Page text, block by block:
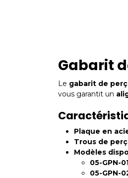
Gabarit
Le gabarit de
vous garantit un
Plaque en
Trous de
Modèles
05-GPN-
05-GPN-